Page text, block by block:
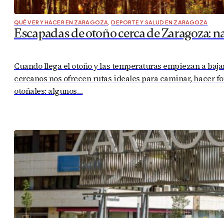
QUÉ VER Y HACER EN ZARAGOZA, DEPORTE Y SALUD EN ZARAGOZA
Escapadas de otoño cerca de Zaragoza:
Cuando llega el otoño y las temperaturas empiezan a
cercanos nos ofrecen rutas ideales para caminar, hacer
otoñales: algunos…